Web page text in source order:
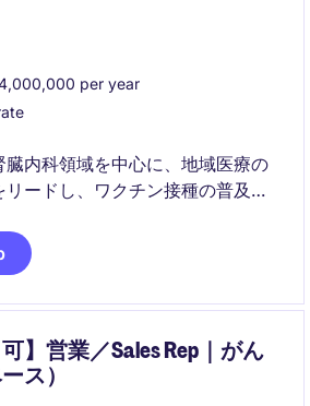
per year
内科領域を中心に、地域医療の
ードし、ワクチン接種の普及促
連携を通じて、予防医療を日常診
さんのQOL向上を目指します。
】営業／Sales Rep｜がん
ス）